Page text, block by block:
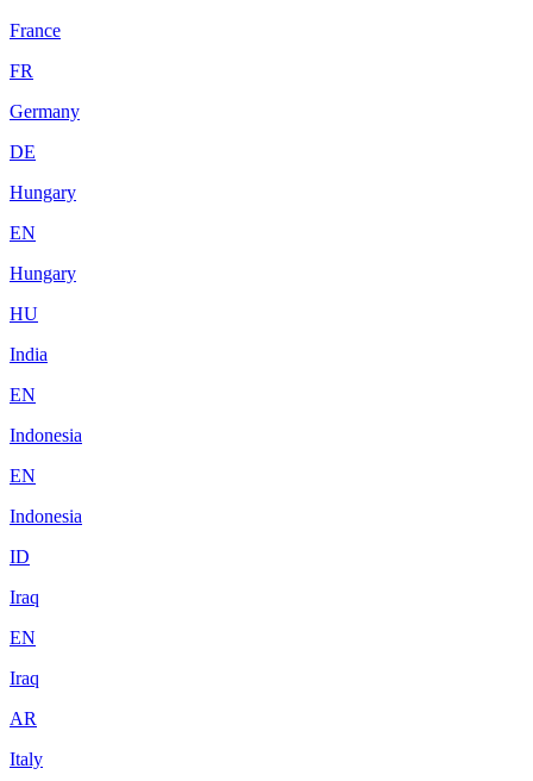
France
FR
Germany
DE
Hungary
EN
Hungary
HU
India
EN
Indonesia
EN
Indonesia
ID
Iraq
EN
Iraq
AR
Italy